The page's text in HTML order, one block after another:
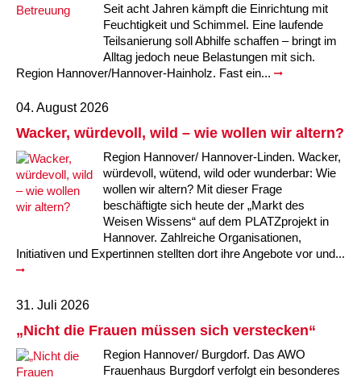
Seit acht Jahren kämpft die Einrichtung mit
Feuchtigkeit und Schimmel. Eine laufende
Teilsanierung soll Abhilfe schaffen – bringt im
Alltag jedoch neue Belastungen mit sich.
Region Hannover/Hannover-Hainholz. Fast ein...
04. August 2026
Wacker, würdevoll, wild – wie wollen wir altern?
Region Hannover/ Hannover-Linden. Wacker,
würdevoll, wütend, wild oder wunderbar: Wie
wollen wir altern? Mit dieser Frage
beschäftigte sich heute der „Markt des
Weisen Wissens“ auf dem PLATZprojekt in
Hannover. Zahlreiche Organisationen,
Initiativen und Expertinnen stellten dort ihre Angebote vor und...
31. Juli 2026
„Nicht die Frauen müssen sich verstecken“
Region Hannover/ Burgdorf. Das AWO
Frauenhaus Burgdorf verfolgt ein besonderes